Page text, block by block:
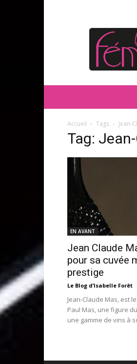
FEMIVIN
Accueil Tags Jean-
Tag:
EN AVANT
Jean Claude
pour sa cuvée
prestige
Le Blog d’Isabelle Forêt -
Jean-Claude Mas, est
Paul Mas, une figure
une gamme de vins à